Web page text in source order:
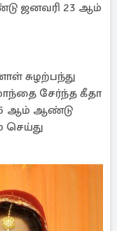
ஜனவரி 23 ஆம்
சுழற்பந்து
சேர்ந்த கீதா
ஆம் ஆண்டு
செய்து